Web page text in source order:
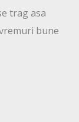
trag asa
bune